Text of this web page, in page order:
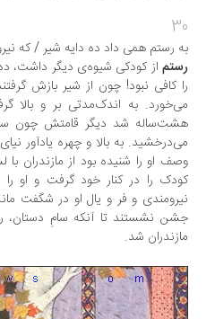
رستم همی داد ده دایه شیر / که نیروی
از کودکی شیوه‌ی دیگر داشت، ده دایه
کافی نبود! چون از شیر بازش گرفتند به
به اندک‌مدتی بر و بالا گرفت و
شد دیگر قامتش چون سرو
به بالا و چهره یادآور نیای خود
او را شنیده بود از مازندران با لشکر و
را در کنار خود گرفت و او را آفرین
و فر و یال او در شگفت ماند
نشستند تا آنکه سامِ دستان، رستم
شد.